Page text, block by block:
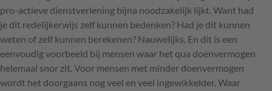
pro-actieve dienstverlening bijna noodzakelijk lijkt. Want had
je dit redelijkerwijs zelf kunnen bedenken? Had je dit kunnen
weten of zelf kunnen berekenen? Nauwelijks. En dit is een
eenvoudig voorbeeld bij mensen waar het qua doenvermogen
helemaal snor zit. Voor mensen met minder doenvermogen
wordt het doorgaans nog veel en veel ingewikkelder. Waar